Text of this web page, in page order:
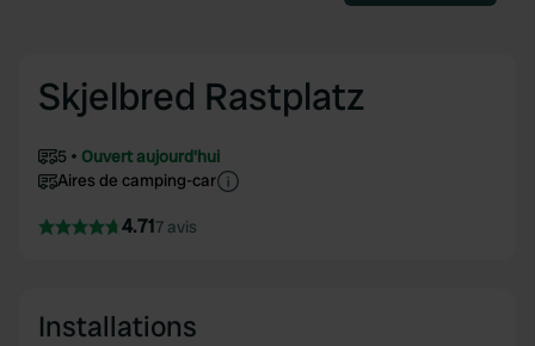
Skjelbred Rastplatz
5
Ouvert aujourd'hui
Aires de camping-car
4.717 avis
Installations